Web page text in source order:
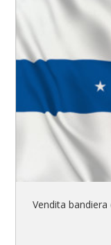
Vendita